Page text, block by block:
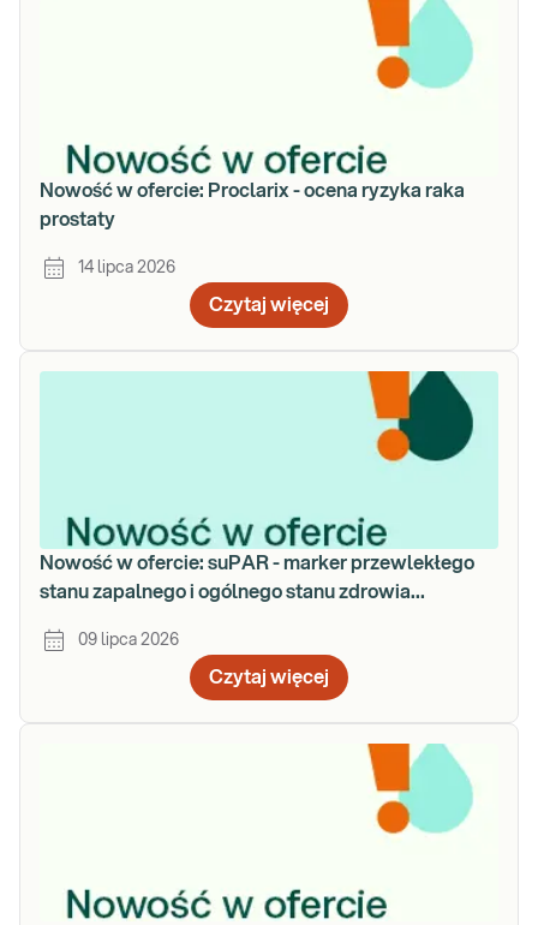
Nowość w ofercie: Proclarix - ocena ryzyka raka
prostaty
14 lipca 2026
Czytaj więcej
Nowość w ofercie: suPAR - marker przewlekłego
stanu zapalnego i ogólnego stanu zdrowia
09 lipca 2026
Czytaj więcej